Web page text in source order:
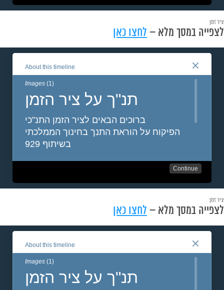
ציר זמן
לצפייה במסך מלא – לחצו כאן
ציר זמן
לצפייה במסך מלא – לחצו כאן